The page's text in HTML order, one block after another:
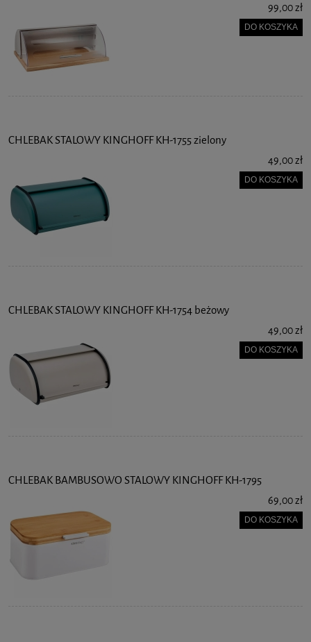
99,00 zł
DO KOSZYKA
CHLEBAK STALOWY KINGHOFF KH-1755 zielony
49,00 zł
DO KOSZYKA
CHLEBAK STALOWY KINGHOFF KH-1754 beżowy
49,00 zł
DO KOSZYKA
CHLEBAK BAMBUSOWO STALOWY KINGHOFF KH-1795
69,00 zł
DO KOSZYKA